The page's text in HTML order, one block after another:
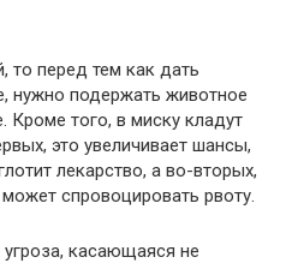
то перед тем как дать
нужно подержать животное
Кроме того, в миску кладут
это увеличивает шансы,
лекарство, а во-вторых,
спровоцировать рвоту.
касающаяся не